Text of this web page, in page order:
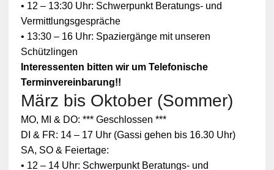
• 12 – 13:30 Uhr: Schwerpunkt Beratungs- und
Vermittlungsgespräche
• 13:30 – 16 Uhr: Spaziergänge mit unseren
Schützlingen
Interessenten bitten wir um Telefonische
Terminvereinbarung!!
März bis Oktober (Sommer)
MO, MI & DO: *** Geschlossen ***
DI & FR: 14 – 17 Uhr (Gassi gehen bis 16.30 Uhr)
SA, SO & Feiertage:
• 12 – 14 Uhr: Schwerpunkt Beratungs- und
Zum
Schutz
Ihrer
persönlic
hen
Daten ist